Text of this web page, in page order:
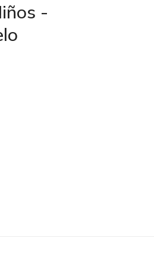
-